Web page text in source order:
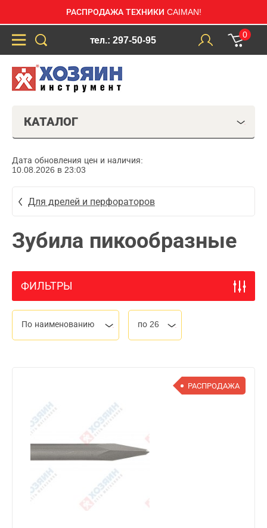
РАСПРОДАЖА ТЕХНИКИ CAIMAN!
тел.: 297-50-95
0
КАТАЛОГ
Дата обновления цен и наличия:
10.08.2026 в 23:03
Для дрелей и перфораторов
Зубила пикообразные
ФИЛЬТРЫ
По наименованию по 26
РАСПРОДАЖА